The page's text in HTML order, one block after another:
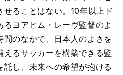
ることはない。10年以上ド
ヨアヒム・レーヴ監督のよ
間のなかで、日本人のよさを
るサッカーを構築できる監
し、未来への希望が抱ける